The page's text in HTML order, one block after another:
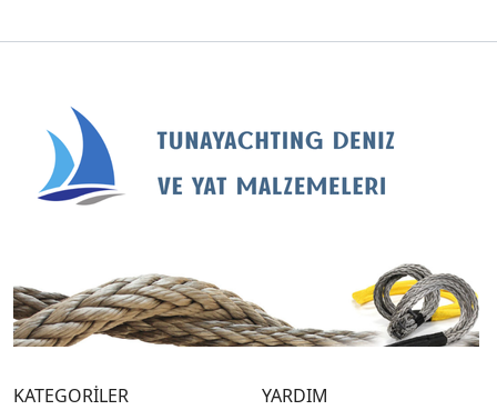
KATEGORİLER YARDIM